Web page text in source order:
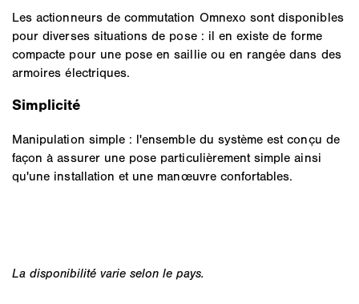
Les actionneurs de commutation Omnexo sont disponibles
pour diverses situations de pose : il en existe de forme
compacte pour une pose en saillie ou en rangée dans des
armoires électriques.
Simplicité
Manipulation simple : l'ensemble du système est conçu de
façon à assurer une pose particulièrement simple ainsi
qu'une installation et une manœuvre confortables.